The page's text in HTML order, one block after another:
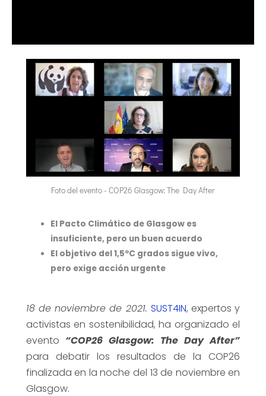
Foto del evento - COP26 Glasgow: The Day After
El Pacto Climático de Glasgow es
insuficiente, pero un buen acuerdo
El objetivo del 1,5ºC grados sigue vivo,
pero exige acción urgente
18 de noviembre de 2021. SUST4IN, expertos y
activistas en sostenibilidad, ha organizado el
evento “COP26 Glasgow: The Day After”
para debatir los resultados de la COP26
finalizada en la noche del 13 de noviembre en
Glasgow.